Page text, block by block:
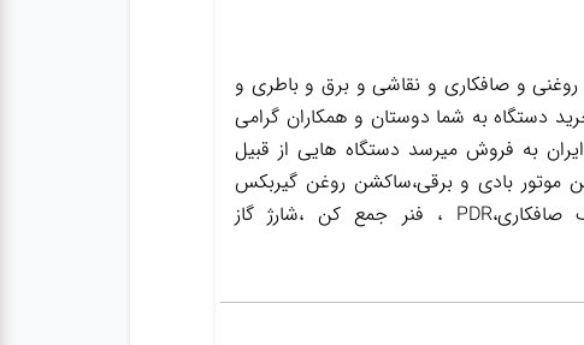
و صافکاری و نقاشی و برق و باطری و
دستگاه به شما دوستان و همکاران گرامی
به فروش میرسد دستگاه هایی از قبیل
موتور بادی و برقی،ساکشن روغن گیربکس
،ساکشن روغن ترمز،گریس پمپ ،واسکازین پمپ ،بکس بادی،جک سوسماری،جک شاسی کن،جک صافکاری،PDR ، فنر جمع کن ،شارژ گاز